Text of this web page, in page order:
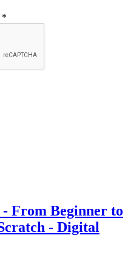
*
- From Beginner to
- Digital